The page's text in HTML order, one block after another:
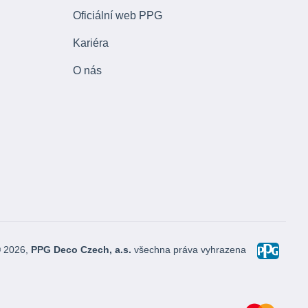
Oficiální web PPG
Kariéra
O nás
PPG Deco Czech, a.s. všechna práva vyhrazena